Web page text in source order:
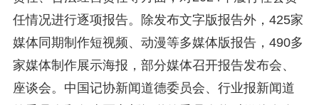
任情况进行逐项报告。除发布文字版报告外，425家
媒体同期制作短视频、动漫等多媒体版报告，490多
家媒体制作展示海报，部分媒体召开报告发布会、
座谈会。中国记协新闻道德委员会、行业报新闻道